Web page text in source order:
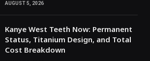
AUGUST 5, 2026
Kanye West Teeth Now: Permanent
Status, Titanium Design, and Total
Cost Breakdown